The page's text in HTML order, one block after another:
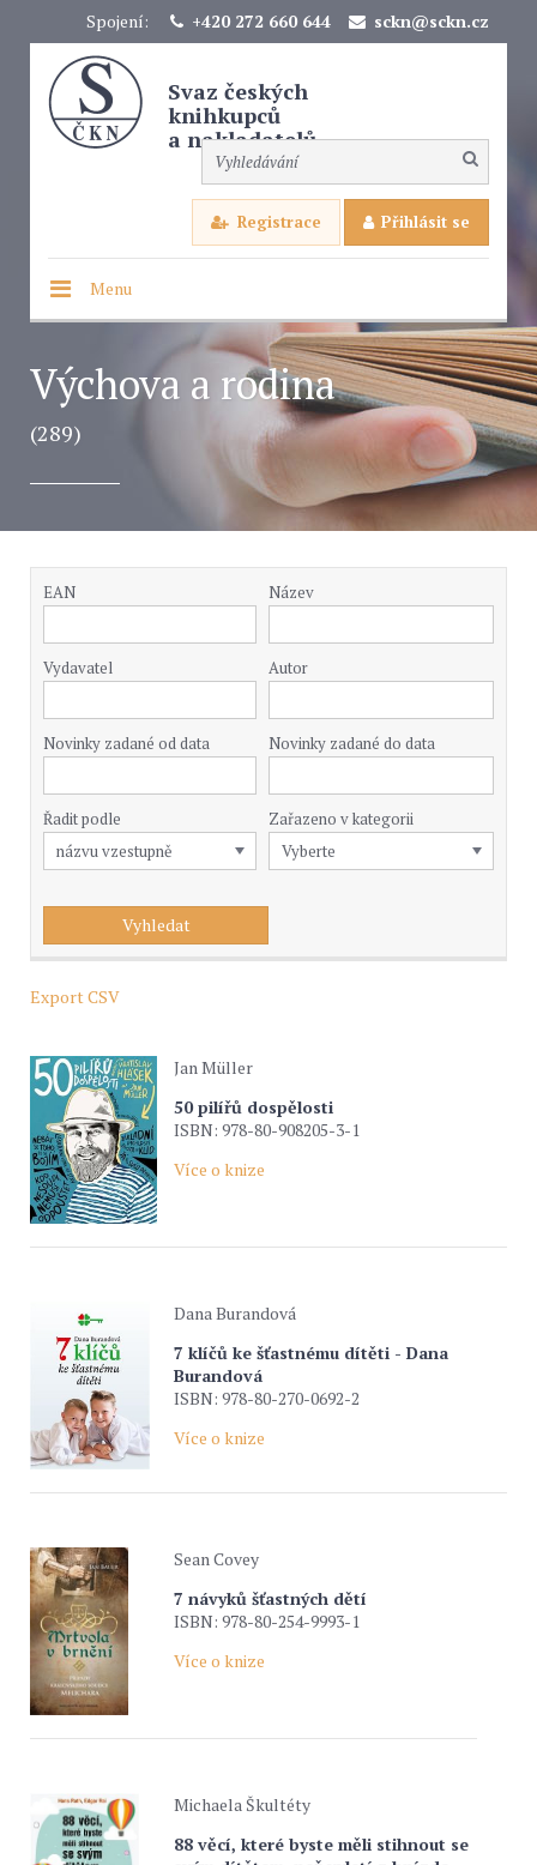
Spojení: +420 272 660 644 sckn@sckn.cz
Svaz českých
knihkupců
a nakladatelů
Registrace Přihlásit se
Menu
Výchova a rodina
(289)
EAN Název
Vydavatel Autor
Novinky zadané od data Novinky zadané do data
Řadit podle Zařazeno v kategorii
Export CSV
Jan Müller
50 pilířů dospělosti
ISBN: 978-80-908205-3-1
Více o knize
Dana Burandová
7 klíčů ke šťastnému dítěti - Dana
Burandová
ISBN: 978-80-270-0692-2
Více o knize
Sean Covey
7 návyků šťastných dětí
ISBN: 978-80-254-9993-1
Více o knize
Michaela Škultéty
88 věcí, které byste měli stihnout se